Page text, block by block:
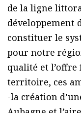
de la ligne
développement
constituer le
pour notre
qualité et
territoire, ces
-la création